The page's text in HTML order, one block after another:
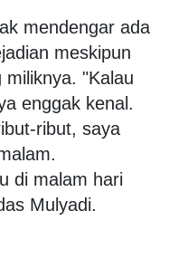
mendengar ada
meskipun
"Kalau
enggak kenal.
ribut, saya
di malam hari
Mulyadi.